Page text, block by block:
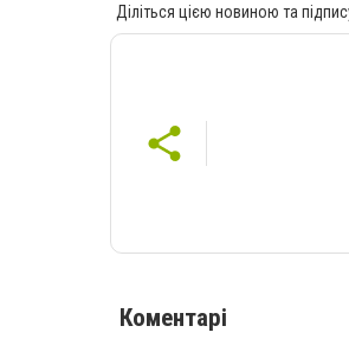
Діліться цією новиною та
Коментарі